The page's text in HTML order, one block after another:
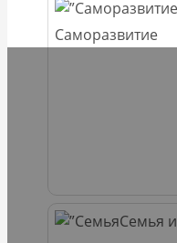
Саморазвитие
Семья и